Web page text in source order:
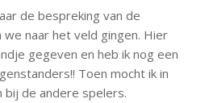
de bespreking van de
naar het veld gingen. Hier
gegeven en heb ik nog een
Toen mocht ik in
de andere spelers.